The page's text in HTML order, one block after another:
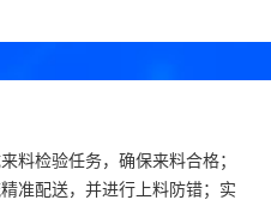
料检验任务，确保来料合格；
准配送，并进行上料防错；实